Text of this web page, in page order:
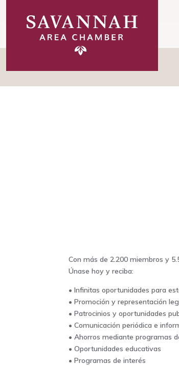
Con más de 2.200 miembros y
Únase hoy y reciba:
• Infinitas oportunidades para
• Promoción y representación
• Patrocinios y oportunidades
• Comunicación periódica e
• Ahorros mediante programas
• Oportunidades educativas
• Programas de interés